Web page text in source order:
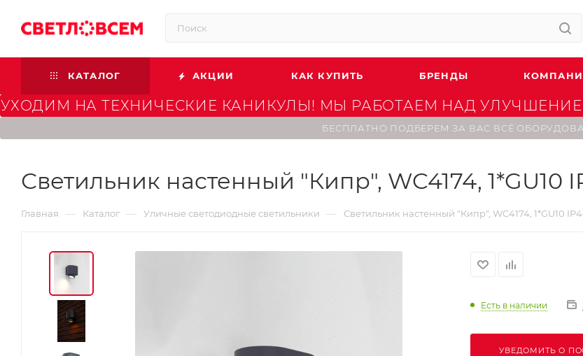
КАТАЛОГ АКЦИИ КАК КУПИТЬ БРЕНДЫ
УХОДИМ НА ТЕХНИЧЕСКИЕ КАНИКУЛЫ! МЫ РАБОТАЕМ НАД
БЕСПЛАТНО ПОДБЕРЕМ ЗА ВАС ВСЁ
Светильник наcтенный "Кипр", WC4174, 1*GU10
Главная — Каталог — Уличные светодиодные светильники — Светильник наcтенный "Кипр", WC4174, 1*GU10
Есть в наличии
УВЕДОМИТЬ О